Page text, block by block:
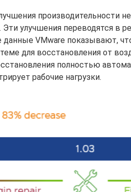
производительности
Эти улучшения переводятся
данные VMware показывают,
для восстановления от
полностью
рабочие нагрузки.